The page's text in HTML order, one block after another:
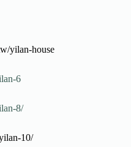
yilan-house
6
8/
10/